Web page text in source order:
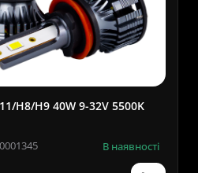
H8/H9 40W 9-32V 5500K
В наявності